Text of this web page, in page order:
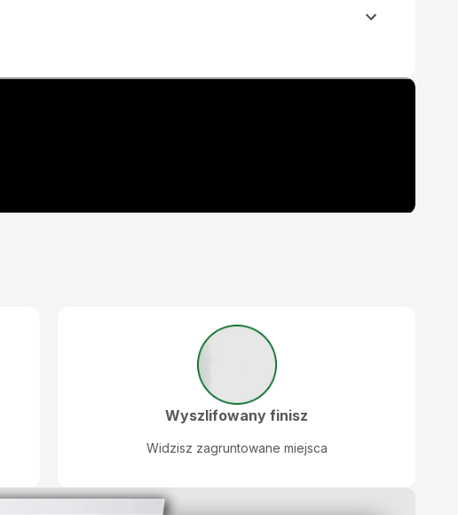
Wyszlifowany finisz
Widzisz zagruntowane miejsca